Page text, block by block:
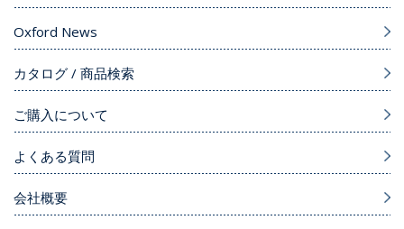
Oxford News
カタログ / 商品検索
ご購入について
よくある質問
会社概要